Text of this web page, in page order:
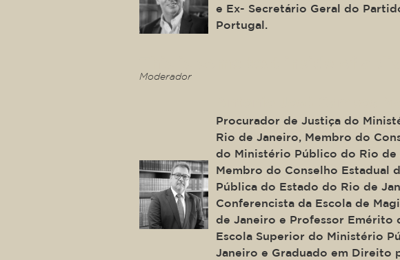
e Ex- Secretário Geral do
Portugal.
Moderador
Procurador de Justiça do
Rio de Janeiro, Membro do
do Ministério Público do Rio de
Membro do Conselho Estadual
Pública do Estado do Rio de
Conferencista da Escola de
de Janeiro e Professor Emérito
Escola Superior do Ministério
Janeiro e Graduado em Direito